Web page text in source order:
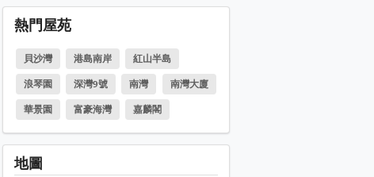
熱門屋苑
貝沙灣 港島南岸
紅山半島
浪琴園
深灣9號 南灣
南灣大廈
華景園
富豪海灣 嘉麟閣
地圖